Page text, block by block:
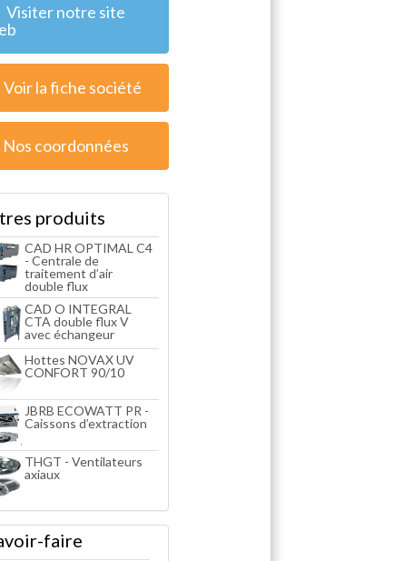
Visiter notre site
Voir la fiche société
Nos coordonnées
produits
CAD HR OPTIMAL C4
- Centrale de
traitement d’air
double flux
CAD O INTEGRAL
CTA double flux V
avec échangeur
Hottes NOVAX UV
CONFORT 90/10
JBRB ECOWATT PR -
Caissons d’extraction
THGT - Ventilateurs
axiaux
faire